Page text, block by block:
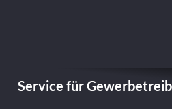
Service für